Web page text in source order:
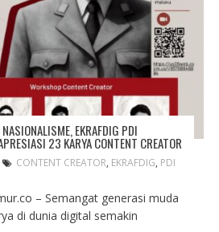
EKRAFDIG PDI
23 KARYA CONTENT CREATOR
CONTENT CREATOR, EKRAFDIG, PDI
– Semangat generasi muda
di dunia digital semakin